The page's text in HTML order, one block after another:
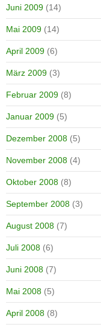
Juni 2009 (14)
Mai 2009 (14)
April 2009 (6)
März 2009 (3)
Februar 2009 (8)
Januar 2009 (5)
Dezember 2008 (5)
November 2008 (4)
Oktober 2008 (8)
September 2008 (3)
August 2008 (7)
Juli 2008 (6)
Juni 2008 (7)
Mai 2008 (5)
April 2008 (8)